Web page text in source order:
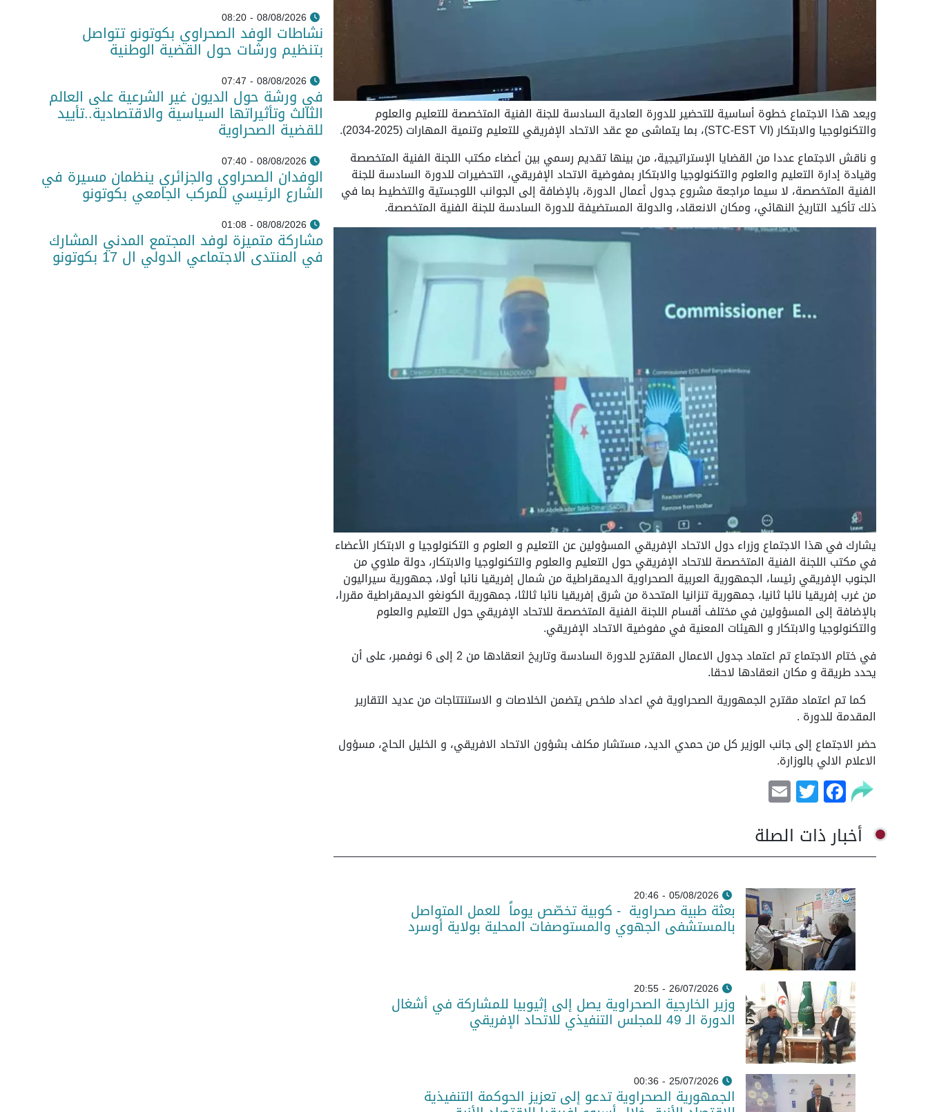
ويعد هذا الاجتماع خطوة أساسية للتحضير للدورة العادية السادسة للجنة الفنية المتخصصة للتعليم والعلوم
والتكنولوجيا والابتكار (STC-EST VI)، بما يتماشى مع عقد الاتحاد الإفريقي للتعليم وتنمية المهارات (2025-2034).
و ناقش الاجتماع عددا من القضايا الإستراتيجية، من بينها تقديم رسمي بين أعضاء مكتب اللجنة الفنية المتخصصة
وقيادة إدارة التعليم والعلوم والتكنولوجيا والابتكار بمفوضية الاتحاد الإفريقي، التحضيرات للدورة السادسة للجنة
الفنية المتخصصة، لا سيما مراجعة مشروع جدول أعمال الدورة، بالإضافة إلى الجوانب اللوجستية والتخطيط بما في
ذلك تأكيد التاريخ النهائي، ومكان الانعقاد، والدولة المستضيفة للدورة السادسة للجنة الفنية المتخصصة.
يشارك في هذا الاجتماع وزراء دول الاتحاد الإفريقي المسؤولين عن التعليم و العلوم و التكنولوجيا و الابتكار الأعضاء
في مكتب اللجنة الفنية المتخصصة للاتحاد الإفريقي حول التعليم والعلوم والتكنولوجيا والابتكار، دولة ملاوي من
الجنوب الإفريقي رئيسا، الجمهورية العربية الصحراوية الديمقراطية من شمال إفريقيا نائبا أولا، جمهورية سيراليون
من غرب إفريقيا نائبا ثانيا، جمهورية تنزانيا المتحدة من شرق إفريقيا نائبا ثالثا، جمهورية الكونغو الديمقراطية مقررا،
بالإضافة إلى المسؤولين في مختلف أقسام اللجنة الفنية المتخصصة للاتحاد الإفريقي حول التعليم والعلوم
والتكنولوجيا والابتكار و الهيئات المعنية في مفوضية الاتحاد الإفريقي.
في ختام الاجتماع تم اعتماد جدول الاعمال المقترح للدورة السادسة وتاريخ انعقادها من 2 إلى 6 نوفمبر، على أن
يحدد طريقة و مكان انعقادها لاحقا.
كما تم اعتماد مقترح الجمهورية الصحراوية في اعداد ملخص يتضمن الخلاصات و الاستنتتاجات من عديد التقارير
المقدمة للدورة .
حضر الاجتماع إلى جانب الوزير كل من حمدي الديد، مستشار مكلف بشؤون الاتحاد الافريقي، و الخليل الحاج، مسؤول
الاعلام الالي بالوزارة.
Facebook
Twitter
أخبار ذات الصلة
05/08/2026 - 20:46
بعثة طبية صحراوية - كوبية تخصّص يوماً للعمل المتواصل
بالمستشفى الجهوي والمستوصفات المحلية بولاية أوسرد
26/07/2026 - 20:55
وزير الخارجية الصحراوية يصل إلى إثيوبيا للمشاركة في أشغال
الدورة الـ 49 للمجلس التنفيذي للاتحاد الإفريقي
25/07/2026 - 00:36
الجمهورية الصحراوية تدعو إلى تعزيز الحوكمة التنفيذية
08/08/2026 - 08:20
نشاطات الوفد الصحراوي بكوتونو تتواصل
بتنظيم ورشات حول القضية الوطنية
08/08/2026 - 07:47
في ورشة حول الديون غير الشرعية على العالم
الثالث وتأثيراتها السياسية والاقتصادية..تأييد
للقضية الصحراوية
08/08/2026 - 07:40
الوفدان الصحراوي والجزائري ينظمان مسيرة في
الشارع الرئيسي للمركب الجامعي بكوتونو
08/08/2026 - 01:08
مشاركة متميزة لوفد المجتمع المدني المشارك
في المنتدى الاجتماعي الدولي ال 17 بكوتونو